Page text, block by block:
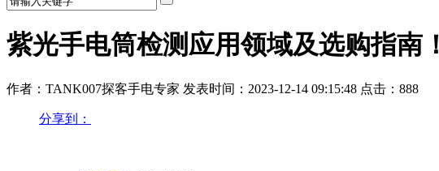
紫光手电筒检测应用领域及选购指南！
作者：TANK007探客手电专家 发表时间：2023-12-14 09:15:48 点击：888
分享到：